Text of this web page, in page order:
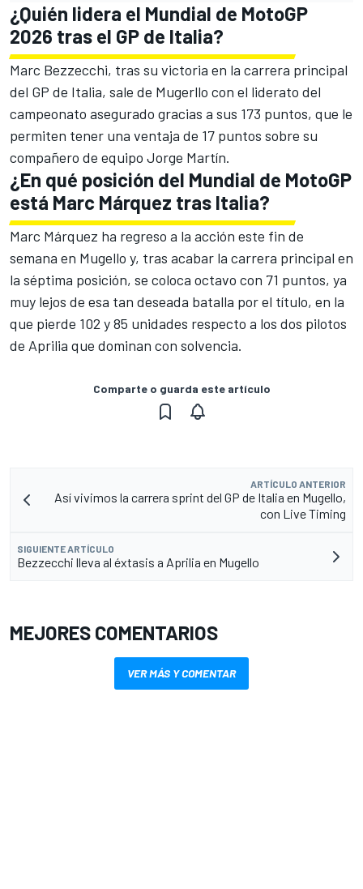
¿Quién lidera el Mundial de MotoGP
2026 tras el GP de Italia?
Marc Bezzecchi, tras su victoria en la carrera principal
del GP de Italia, sale de Mugerllo con el liderato del
campeonato asegurado gracias a sus 173 puntos, que le
permiten tener una ventaja de 17 puntos sobre su
compañero de equipo Jorge Martín.
¿En qué posición del Mundial de MotoGP
está Marc Márquez tras Italia?
Marc Márquez ha regreso a la acción este fin de
semana en Mugello y, tras acabar la carrera principal en
la séptima posición, se coloca octavo con 71 puntos, ya
muy lejos de esa tan deseada batalla por el título, en la
que pierde 102 y 85 unidades respecto a los dos pilotos
de Aprilia que dominan con solvencia.
Comparte o guarda este artículo
ARTÍCULO ANTERIOR
Así vivimos la carrera sprint del GP de Italia en Mugello,
con Live Timing
SIGUIENTE ARTÍCULO
Bezzecchi lleva al éxtasis a Aprilia en Mugello
MEJORES COMENTARIOS
VER MÁS Y COMENTAR